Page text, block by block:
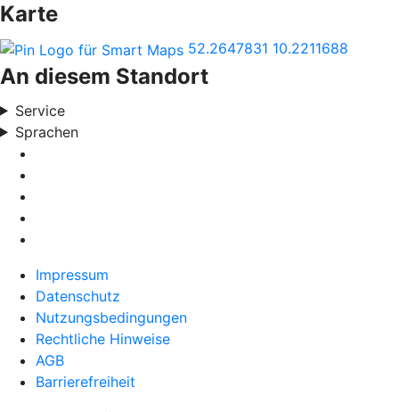
Karte
52.2647831 10.2211688
An diesem Standort
Service
Sprachen
Impressum
Datenschutz
Nutzungsbedingungen
Rechtliche Hinweise
AGB
Barrierefreiheit